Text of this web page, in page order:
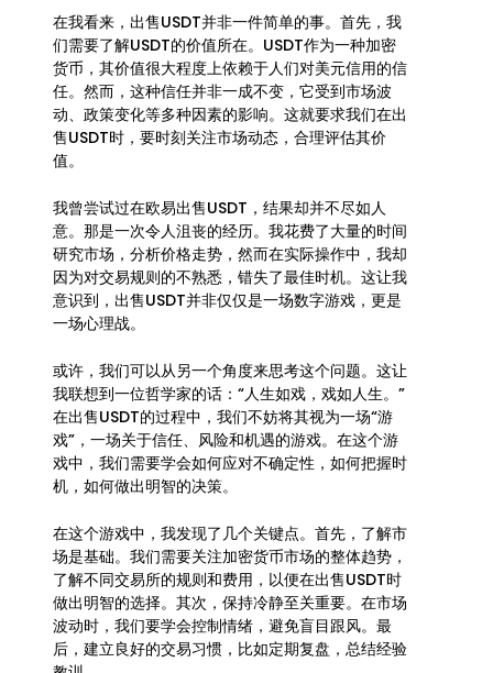
在我看来，出售USDT并非一件简单的事。首先，我
们需要了解USDT的价值所在。USDT作为一种加密
货币，其价值很大程度上依赖于人们对美元信用的信
任。然而，这种信任并非一成不变，它受到市场波
动、政策变化等多种因素的影响。这就要求我们在出
售USDT时，要时刻关注市场动态，合理评估其价
值。
我曾尝试过在欧易出售USDT，结果却并不尽如人
意。那是一次令人沮丧的经历。我花费了大量的时间
研究市场，分析价格走势，然而在实际操作中，我却
因为对交易规则的不熟悉，错失了最佳时机。这让我
意识到，出售USDT并非仅仅是一场数字游戏，更是
一场心理战。
或许，我们可以从另一个角度来思考这个问题。这让
我联想到一位哲学家的话：“人生如戏，戏如人生。”
在出售USDT的过程中，我们不妨将其视为一场“游
戏”，一场关于信任、风险和机遇的游戏。在这个游
戏中，我们需要学会如何应对不确定性，如何把握时
机，如何做出明智的决策。
在这个游戏中，我发现了几个关键点。首先，了解市
场是基础。我们需要关注加密货币市场的整体趋势，
了解不同交易所的规则和费用，以便在出售USDT时
做出明智的选择。其次，保持冷静至关重要。在市场
波动时，我们要学会控制情绪，避免盲目跟风。最
后，建立良好的交易习惯，比如定期复盘，总结经验